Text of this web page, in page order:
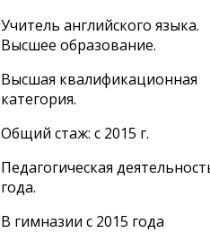
Учитель английского языка.
Высшее образование.
Высшая квалификационная
категория.
Общий стаж: с 2015 г.
Педагогическая
года.
В гимназии с 2015 года